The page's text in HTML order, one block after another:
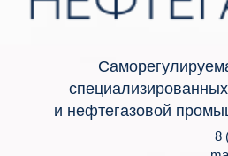
и нефтегазовой
8